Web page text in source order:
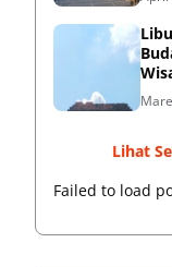
di
Lihat
Failed to load